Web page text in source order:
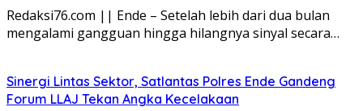
Redaksi76.com || Ende – Setelah lebih dari dua bulan
mengalami gangguan hingga hilangnya sinyal secara…
Sinergi Lintas Sektor, Satlantas Polres Ende Gandeng
Forum LLAJ Tekan Angka Kecelakaan